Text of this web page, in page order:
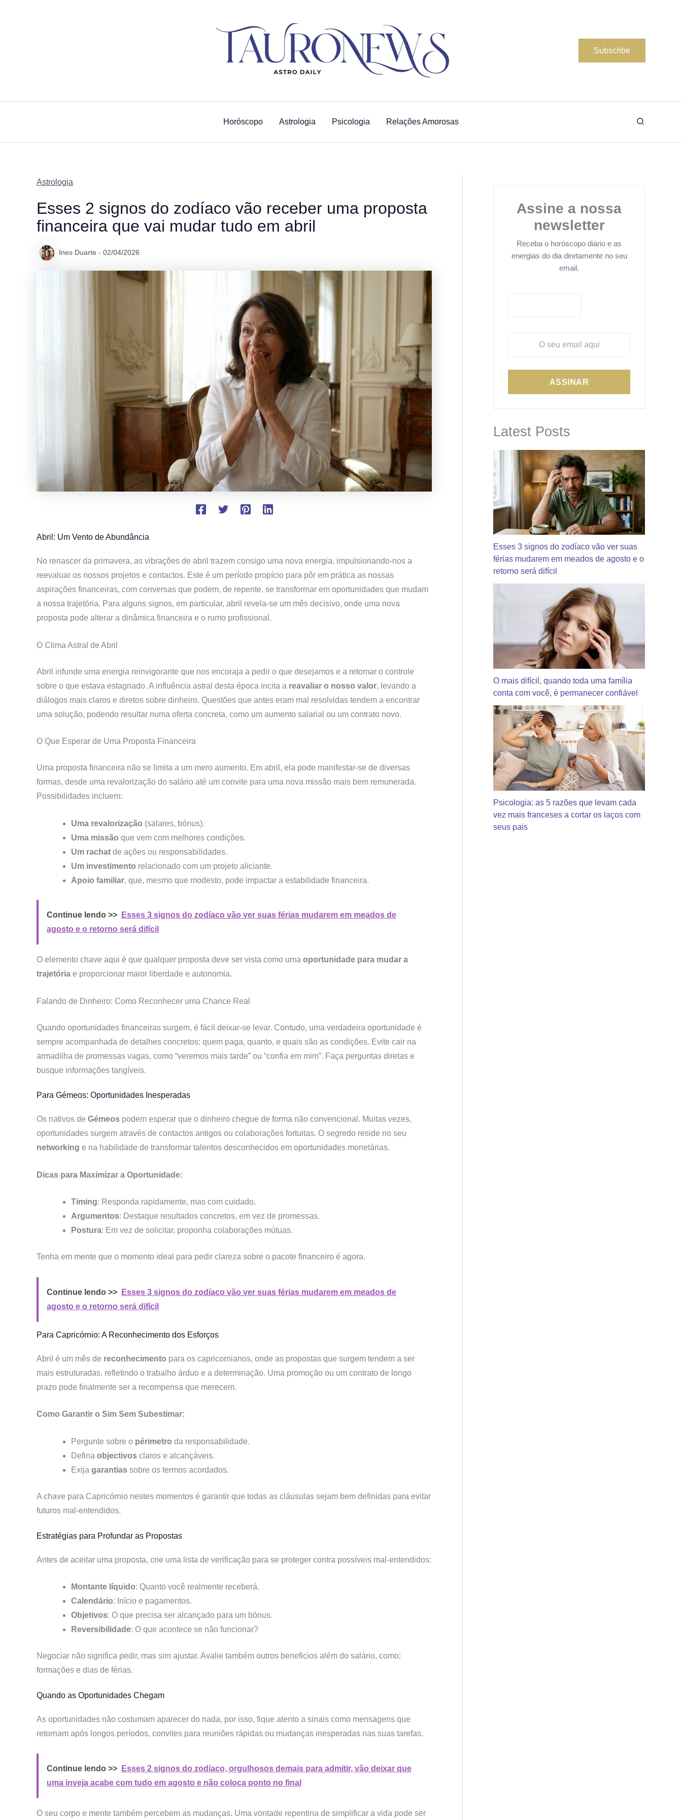
Subscribe
Horóscopo Astrologia Psicologia Relações Amorosas Search
Astrologia
Esses 2 signos do zodíaco vão receber uma proposta
financeira que vai mudar tudo em abril
Ines Duarte - 02/04/2026
Abril: Um Vento de Abundância
No renascer da primavera, as vibrações de abril trazem consigo uma nova energia, impulsionando-nos a
reevaluar os nossos projetos e contactos. Este é um período propício para pôr em prática as nossas
aspirações financeiras, com conversas que podem, de repente, se transformar em oportunidades que mudam
a nossa trajetória. Para alguns signos, em particular, abril revela-se um mês decisivo, onde uma nova
proposta pode alterar a dinâmica financeira e o rumo profissional.
O Clima Astral de Abril
Abril infunde uma energia reinvigorante que nos encoraja a pedir o que desejamos e a retomar o controle
sobre o que estava estagnado. A influência astral desta época incita a reavaliar o nosso valor, levando a
diálogos mais claros e diretos sobre dinheiro. Questões que antes eram mal resolvidas tendem a encontrar
uma solução, podendo resultar numa oferta concreta, como um aumento salarial ou um contrato novo.
O Que Esperar de Uma Proposta Financeira
Uma proposta financeira não se limita a um mero aumento. Em abril, ela pode manifestar-se de diversas
formas, desde uma revalorização do salário até um convite para uma nova missão mais bem remunerada.
Possibilidades incluem:
Uma revalorização (salares, bónus).
Uma missão que vem com melhores condições.
Um rachat de ações ou responsabilidades.
Um investimento relacionado com um projeto aliciante.
Apoio familiar, que, mesmo que modesto, pode impactar a estabilidade financeira.
Continue lendo >>
Esses 3 signos do zodíaco vão ver suas férias mudarem em meados de
agosto e o retorno será difícil
O elemento chave aqui é que qualquer proposta deve ser vista como uma oportunidade para mudar a
trajetória e proporcionar maior liberdade e autonomia.
Falando de Dinheiro: Como Reconhecer uma Chance Real
Quando oportunidades financeiras surgem, é fácil deixar-se levar. Contudo, uma verdadeira oportunidade é
sempre acompanhada de detalhes concretos: quem paga, quanto, e quais são as condições. Evite cair na
armadilha de promessas vagas, como “veremos mais tarde” ou “confia em mim”. Faça perguntas diretas e
busque informações tangíveis.
Para Gémeos: Oportunidades Inesperadas
Os nativos de Gémeos podem esperar que o dinheiro chegue de forma não convencional. Muitas vezes,
oportunidades surgem através de contactos antigos ou colaborações fortuitas. O segredo reside no seu
networking e na habilidade de transformar talentos desconhecidos em oportunidades monetárias.
Dicas para Maximizar a Oportunidade:
Timing: Responda rapidamente, mas com cuidado.
Argumentos: Destaque resultados concretos, em vez de promessas.
Postura: Em vez de solicitar, proponha colaborações mútuas.
Tenha em mente que o momento ideal para pedir clareza sobre o pacote financeiro é agora.
Continue lendo >>
Esses 3 signos do zodíaco vão ver suas férias mudarem em meados de
agosto e o retorno será difícil
Para Capricórnio: A Reconhecimento dos Esforços
Abril é um mês de reconhecimento para os capricornianos, onde as propostas que surgem tendem a ser
mais estruturadas, refletindo o trabalho árduo e a determinação. Uma promoção ou um contrato de longo
prazo pode finalmente ser a recompensa que merecem.
Como Garantir o Sim Sem Subestimar:
Pergunte sobre o périmetro da responsabilidade.
Defina objectivos claros e alcançáveis.
Exija garantias sobre os termos acordados.
A chave para Capricórnio nestes momentos é garantir que todas as cláusulas sejam bem definidas para evitar
futuros mal-entendidos.
Estratégias para Profundar as Propostas
Antes de aceitar uma proposta, crie uma lista de verificação para se proteger contra possíveis mal-entendidos:
Montante líquido: Quanto você realmente receberá.
Calendário: Início e pagamentos.
Objetivos: O que precisa ser alcançado para um bónus.
Reversibilidade: O que acontece se não funcionar?
Negociar não significa pedir, mas sim ajustar. Avalie também outros beneficios além do salário, como:
formações e dias de férias.
Quando as Oportunidades Chegam
As oportunidades não costumam aparecer do nada, por isso, fique atento a sinais como mensagens que
retornam após longos períodos, convites para reuniões rápidas ou mudanças inesperadas nas suas tarefas.
Continue lendo >>
Esses 2 signos do zodíaco, orgulhosos demais para admitir, vão deixar que
uma inveja acabe com tudo em agosto e não coloca ponto no final
O seu corpo e mente também percebem as mudanças. Uma vontade repentina de simplificar a vida pode ser
Assine a nossa
newsletter
Receba o horóscopo diário e as
energias do dia diretamente no seu
email.
ASSINAR
Latest Posts
Esses 3 signos do zodíaco vão ver suas
férias mudarem em meados de agosto e o
retorno será difícil
O mais difícil, quando toda uma família
conta com você, é permanecer confiável
Psicologia: as 5 razões que levam cada
vez mais franceses a cortar os laços com
seus pais